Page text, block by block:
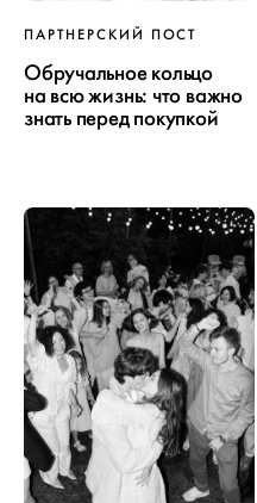
ПАРТНЕРСКИЙ ПОСТ
Обручальное кольцо
на всю жизнь: что важно
знать перед покупкой